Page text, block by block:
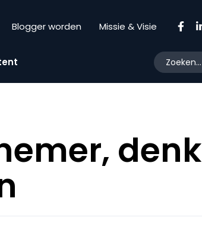
Blogger worden Missie & Visie
denk